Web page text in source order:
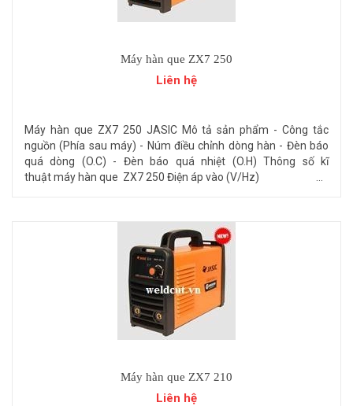
Máy hàn que ZX7 250
Liên hệ
Máy hàn que ZX7 250 JASIC Mô tả sản phẩm - Công tắc
nguồn (Phía sau máy) - Núm điều chỉnh dòng hàn - Đèn báo
quá dòng (O.C) - Đèn báo quá nhiệt (O.H) Thông số kĩ
thuật máy hàn que ZX7 250 Điện áp vào (V/Hz) ...
Máy hàn que ZX7 210
Liên hệ